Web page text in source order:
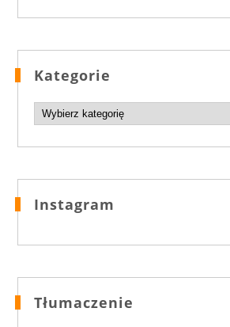
Kategorie
Kategorie
Instagram
Tłumaczenie